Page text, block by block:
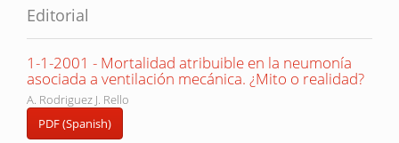
Editorial
1-1-2001 - Mortalidad atribuible en la neumonía
asociada a ventilación mecánica. ¿Mito o realidad?
A. Rodriguez J. Rello
PDF (Spanish)